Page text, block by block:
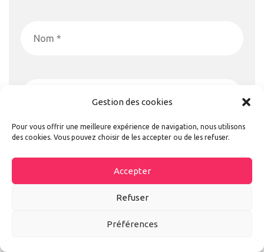
Gestion des cookies
Pour vous offrir une meilleure expérience de navigation, nous utilisons
des cookies. Vous pouvez choisir de les accepter ou de les refuser.
Accepter
Refuser
Préférences